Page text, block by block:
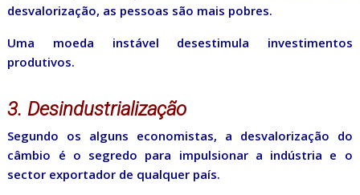
desvalorização, as pessoas são mais pobres.
Uma moeda instável desestimula investimentos
produtivos.
3. Desindustrialização
Segundo os alguns economistas, a desvalorização do
câmbio é o segredo para impulsionar a indústria e o
sector exportador de qualquer país.